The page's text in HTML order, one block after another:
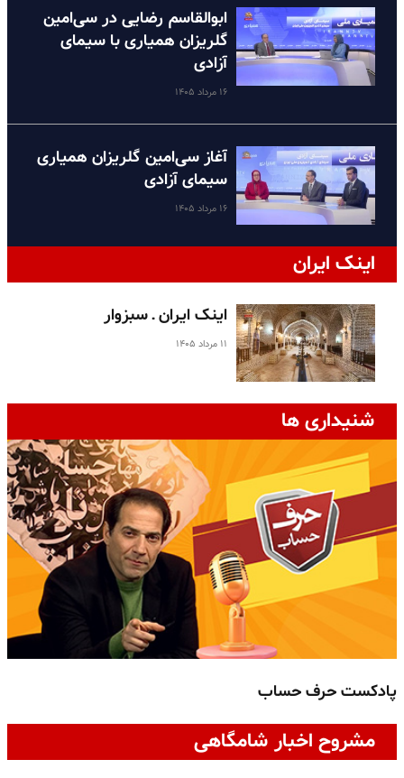
ابوالقاسم رضایی در سی‌امین
گلریزان همیاری با سیمای
آزادی
۱۶ مرداد ۱۴۰۵
آغاز سی‌امین گلریزان همیاری
سیمای آزادی
۱۶ مرداد ۱۴۰۵
اینک ایران
اینک ایران ـ سبزوار
۱۱ مرداد ۱۴۰۵
شنیداری ها
پادکست حرف حساب
مشروح اخبار شامگاهی